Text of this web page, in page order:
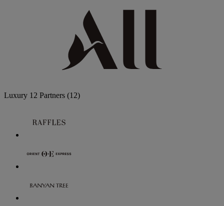
Luxury 12 Partners (12)